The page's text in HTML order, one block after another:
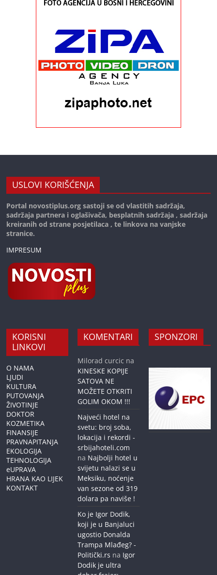
USLOVI KORIŠĆENJA
Portal novostiplus.org sastoji se od vlastitih sadržaja,
sadržaja partnera i oglašivača, besplatnih sadržaja , sadržaja
kreiranih od strane posjetilaca , te linkova na vanjske
stranice.
IMPRESUM
KORISNI
LINKOVI
O NAMA
LJUDI
KULTURA
PUTOVANJA
ŽIVOTINJE
DOKTOR
KOZMETIKA
FINANSIJE
PRAVNAPITANJA
EKOLOGIJA
TEHNOLOGIJA
eUPRAVA
HRANA KAO LIJEK
KONTAKT
KOMENTARI
Milorad curcic na
KINESKE KOPIJE
SATOVA NE
MOŽETE OTKRITI
GOLIM OKOM !!!
Najveći hotel na
svetu: broj soba,
lokacija i rekordi -
srbijahoteli.com
na Najbolji hotel u
svijetu nalazi se u
Meksiku, noćenje
van sezone od 319
dolara pa naviše !
Ko je Igor Dodik,
koji je u Banjaluci
ugostio Donalda
Trampa Mlađeg? -
Politički.rs na Igor
Dodik je ultra
SPONZORI